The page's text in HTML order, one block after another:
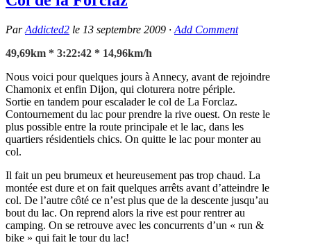
ParAddicted2 le 13 septembre 2009 · Add Comment
49,69km * 3:22:42 * 14,96km/h
Nous voici pour quelques jours à Annecy, avant de rejoindre
Chamonix et enfin Dijon, qui cloturera notre périple.
Sortie en tandem pour escalader le col de La Forclaz.
Contournement du lac pour prendre la rive ouest. On reste le
plus possible entre la route principale et le lac, dans les
quartiers résidentiels chics. On quitte le lac pour monter au
col.
Il fait un peu brumeux et heureusement pas trop chaud. La
montée est dure et on fait quelques arrêts avant d’atteindre le
col. De l’autre côté ce n’est plus que de la descente jusqu’au
bout du lac. On reprend alors la rive est pour rentrer au
camping. On se retrouve avec les concurrents d’un « run &
bike » qui fait le tour du lac!